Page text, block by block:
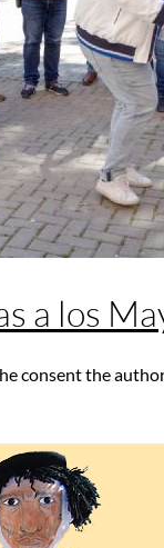
a los
consent the